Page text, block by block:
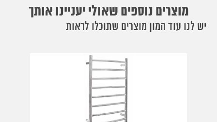
מוצרים נוספים שאולי יעניינו אותך
יש לנו עוד המון מוצרים שתוכלו לראות